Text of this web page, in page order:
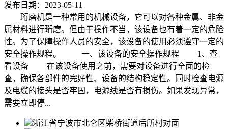
发布日期：2023-05-11
珩磨机是一种常用的机械设备，它可以对各种金属、非金
属材料进行珩磨。但由于操作不当，该设备也有着一定的危险
性。为了保障操作人员的安全，该设备的使用必须遵守一定的
安全操作规程。 一、该设备的安全操作规程 1、查
看设备 在该设备使用之前，需要对设备进行全面的检
查，确保各部件的完好性、设备的结构稳定性。同时检查电源
及电缆的接头是否牢固，电源线是否有损伤。如果发现异常，
需要立即停...
浙江省宁波市北仑区柴桥街道后所村对面